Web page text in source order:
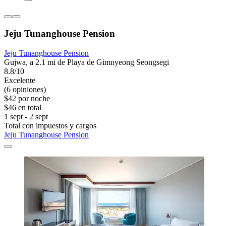
Jeju Tunanghouse Pension
Jeju Tunanghouse Pension
Gujwa, a 2.1 mi de Playa de Gimnyeong Seongsegi
8.8/10
Excelente
(6 opiniones)
$42 por noche
$46 en total
1 sept - 2 sept
Total con impuestos y cargos
Jeju Tunanghouse Pension